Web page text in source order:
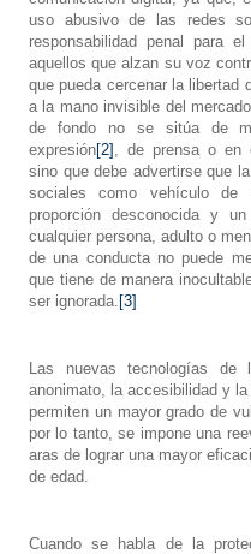
uso abusivo de las redes
responsabilidad penal para
aquellos que alzan su voz
que pueda cercenar la libertad
a la mano invisible del
de fondo no se sitúa de
expresión[2] , de prensa o en
sino que debe advertirse que
sociales como vehículo de
proporción desconocida y
cualquier persona, adulto o
de una conducta no puede
que tiene de manera
ser ignorada. [3]
Las nuevas tecnologías de
anonimato, la accesibilidad y
permiten un mayor grado de
por lo tanto, se impone una
aras de lograr una mayor
de edad.
Cuando se habla de la